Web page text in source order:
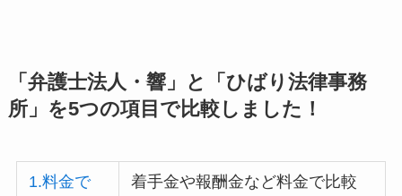
「弁護士法人・響」と「ひばり法律事務
所」を5つの項目で比較しました！
1.料金で
着手金や報酬金など料金で比較